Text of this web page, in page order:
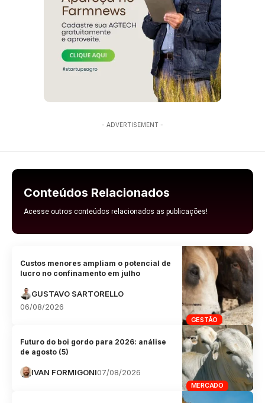
- ADVERTISEMENT -
Conteúdos Relacionados
Acesse outros conteúdos relacionados as publicações!
GESTÃO
Custos menores ampliam o potencial de
lucro no confinamento em julho
GUSTAVO SARTORELLO
06/08/2026
MERCADO
Futuro do boi gordo para 2026: análise
de agosto (5)
IVAN FORMIGONI07/08/2026